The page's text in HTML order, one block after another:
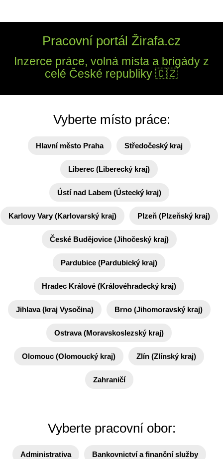
Pracovní portál Žirafa.cz
Inzerce práce, volná místa a brigády z
celé České republiky 🇨🇿
Vyberte místo práce:
Hlavní město Praha Středočeský kraj
Liberec (Liberecký kraj)
Ústí nad Labem (Ústecký kraj)
Karlovy Vary (Karlovarský kraj) Plzeň (Plzeňský kraj)
České Budějovice (Jihočeský kraj)
Pardubice (Pardubický kraj)
Hradec Králové (Královéhradecký kraj)
Jihlava (kraj Vysočina) Brno (Jihomoravský kraj)
Ostrava (Moravskoslezský kraj)
Olomouc (Olomoucký kraj) Zlín (Zlínský kraj)
Zahraničí
Vyberte pracovní obor:
Administrativa Bankovnictví a finanční služby